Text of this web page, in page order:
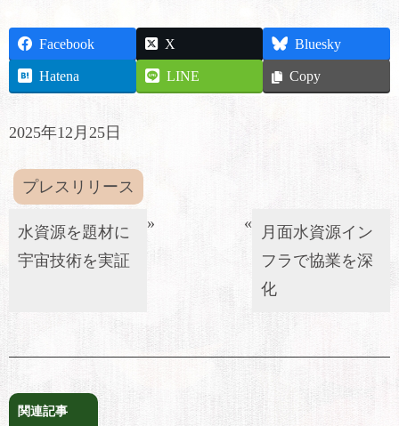
Facebook X
Bluesky
Hatena
LINE Copy
2025年12月25日
プレスリリース
水資源を題材に
宇宙技術を実証
» «
月面水資源イン
フラで協業を深
化
関連記事